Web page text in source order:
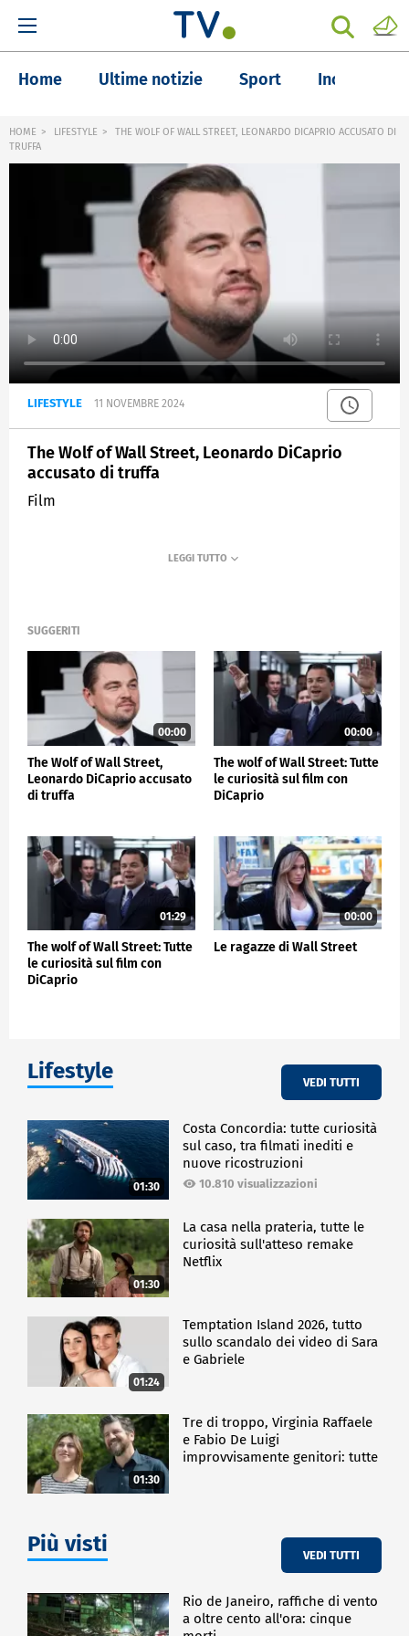
Home Ultime notizie Sport Inchieste
HOME LIFESTYLE
THE WOLF OF WALL STREET, LEONARDO DICAPRIO ACCUSATO DI
TRUFFA
LIFESTYLE 11 NOVEMBRE 2024
The Wolf of Wall Street, Leonardo DiCaprio
accusato di truffa
Film
SUGGERITI
00:00
The Wolf of Wall Street,
Leonardo DiCaprio accusato
di truffa
00:00
The wolf of Wall Street: Tutte
le curiosità sul film con
DiCaprio
01:29
The wolf of Wall Street: Tutte
le curiosità sul film con
DiCaprio
00:00
Le ragazze di Wall Street
Lifestyle VEDI TUTTI
01:30
Costa Concordia: tutte curiosità
sul caso, tra filmati inediti e
nuove ricostruzioni
10.810 visualizzazioni
01:30
La casa nella prateria, tutte le
curiosità sull'atteso remake
Netflix
01:24
Temptation Island 2026, tutto
sullo scandalo dei video di Sara
e Gabriele
01:30
Tre di troppo, Virginia Raffaele
e Fabio De Luigi
improvvisamente genitori: tutte
Più visti VEDI TUTTI
Rio de Janeiro, raffiche di vento
a oltre cento all'ora: cinque